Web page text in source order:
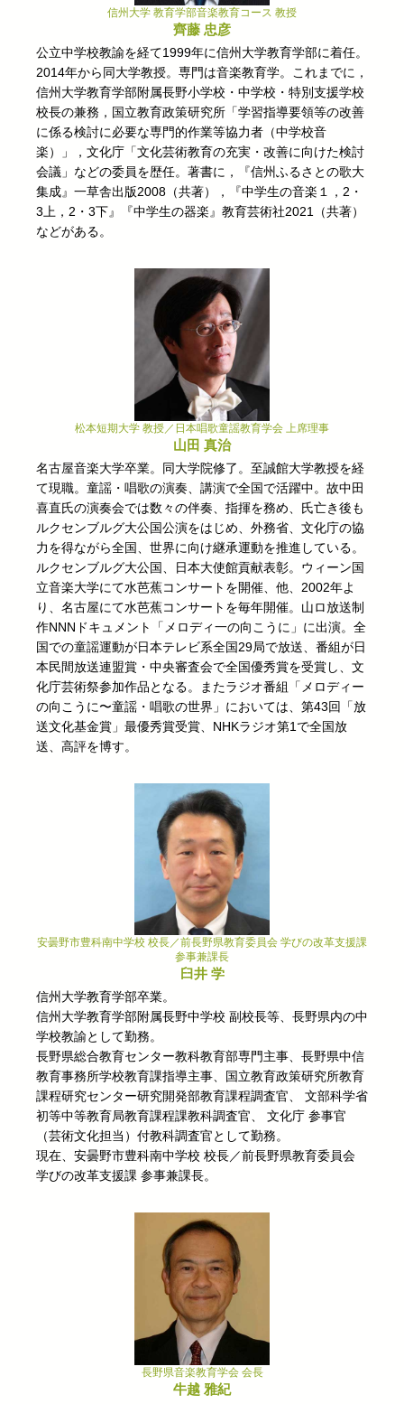
信州大学 教育学部音楽教育コース 教授
齊藤 忠彦
公立中学校教諭を経て1999年に信州大学教育学部に着任。
2014年から同大学教授。専門は音楽教育学。これまでに，
信州大学教育学部附属長野小学校・中学校・特別支援学校
校長の兼務，国立教育政策研究所「学習指導要領等の改善
に係る検討に必要な専門的作業等協力者（中学校音
楽）」，文化庁「文化芸術教育の充実・改善に向けた検討
会議」などの委員を歴任。著書に，『信州ふるさとの歌大
集成』一草舎出版2008（共著），『中学生の音楽１，2・
3上，2・3下』『中学生の器楽』教育芸術社2021（共著）
などがある。
松本短期大学 教授／日本唱歌童謡教育学会 上席理事
山田 真治
名古屋⾳楽⼤学卒業。同⼤学院修了。至誠館大学教授を経
て現職。童謡・唱歌の演奏、講演で全国で活躍中。故中⽥
喜直⽒の演奏会では数々の伴奏、指揮を務め、⽒亡き後も
ルクセンブルグ⼤公国公演をはじめ、外務省、⽂化庁の協
⼒を得ながら全国、世界に向け継承運動を推進している。
ルクセンブルグ⼤公国、⽇本⼤使館貢献表彰。ウィーン国
⽴⾳楽⼤学にて⽔芭蕉コンサートを開催、他、2002年よ
り、名古屋にて⽔芭蕉コンサートを毎年開催。⼭ロ放送制
作NNNドキュメント「メロディ⼀の向こうに」に出演。全
国での童謡運動が⽇本テレビ系全国29局で放送、番組が⽇
本⺠間放送連盟賞・中央審査会で全国優秀賞を受賞し、⽂
化庁芸術祭参加作品となる。またラジオ番組「メロディー
の向こうに〜童謡・唱歌の世界」においては、第43回「放
送⽂化基⾦賞」最優秀賞受賞、NHKラジオ第1で全国放
送、⾼評を博す。
安曇野市豊科南中学校 校長／前長野県教育委員会 学びの改革支援課
参事兼課長
臼井 学
信州大学教育学部卒業。
信州大学教育学部附属長野中学校 副校長等、長野県内の中
学校教諭として勤務。
長野県総合教育センター教科教育部専門主事、長野県中信
教育事務所学校教育課指導主事、国立教育政策研究所教育
課程研究センター研究開発部教育課程調査官、 文部科学省
初等中等教育局教育課程課教科調査官、 文化庁 参事官
（芸術文化担当）付教科調査官として勤務。
現在、安曇野市豊科南中学校 校長／前長野県教育委員会
学びの改革支援課 参事兼課長。
長野県音楽教育学会 会長
牛越 雅紀